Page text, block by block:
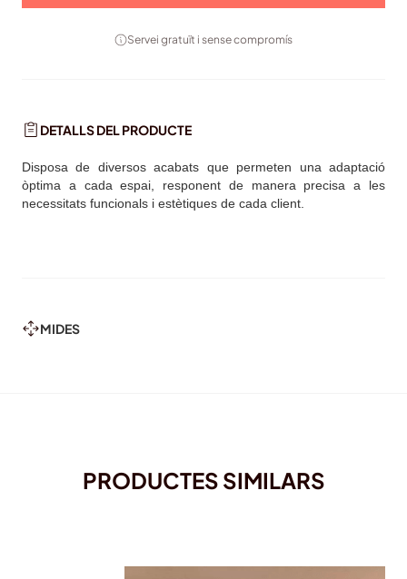
Servei gratuït i sense compromís
DETALLS DEL PRODUCTE
Disposa de diversos acabats que permeten una adaptació
òptima a cada espai, responent de manera precisa a les
necessitats funcionals i estètiques de cada client.
MIDES
PRODUCTES SIMILARS